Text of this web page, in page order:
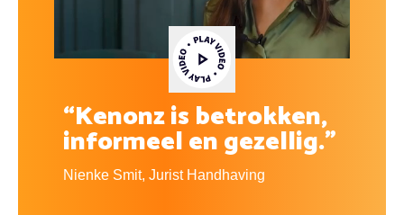
“Kenonz is betrokken,
informeel en gezellig.”
Nienke Smit, Jurist Handhaving
Video afspelen